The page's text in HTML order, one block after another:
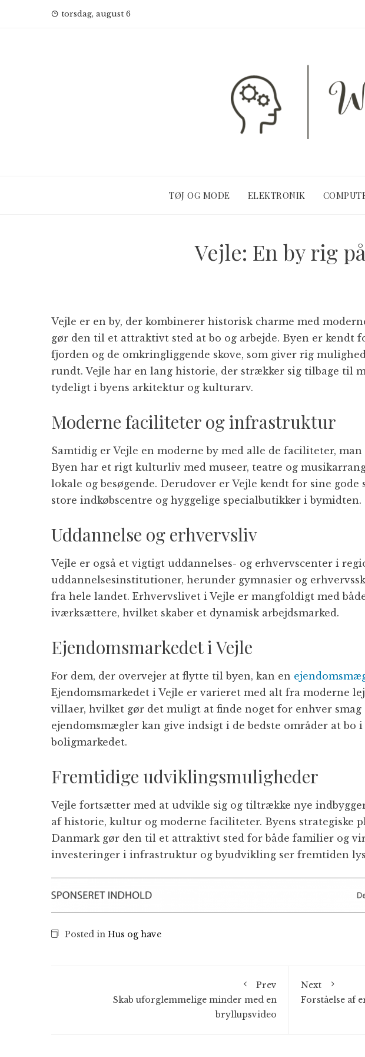
torsdag, august 6
TØJ OG MODE ELEKTRONIK
Vejle: En by rig
Vejle er en by, der kombinerer historisk charme med
gør den til et attraktivt sted at bo og arbejde. Byen er kendt
fjorden og de omkringliggende skove, som giver rig
rundt. Vejle har en lang historie, der strækker sig tilbage til
tydeligt i byens arkitektur og kulturarv.
Moderne faciliteter og infrastruktur
Samtidig er Vejle en moderne by med alle de faciliteter,
Byen har et rigt kulturliv med museer, teatre og
lokale og besøgende. Derudover er Vejle kendt for sine
store indkøbscentre og hyggelige specialbutikker i bymidten.
Uddannelse og erhvervsliv
Vejle er også et vigtigt uddannelses- og erhvervscenter i
uddannelsesinstitutioner, herunder gymnasier og
fra hele landet. Erhvervslivet i Vejle er mangfoldigt med
iværksættere, hvilket skaber et dynamisk arbejdsmarked.
Ejendomsmarkedet i Vejle
For dem, der overvejer at flytte til byen, kan en
Ejendomsmarkedet i Vejle er varieret med alt fra moderne
villaer, hvilket gør det muligt at finde noget for enhver smag
ejendomsmægler kan give indsigt i de bedste områder at bo
boligmarkedet.
Fremtidige udviklingsmuligheder
Vejle fortsætter med at udvikle sig og tiltrække nye
af historie, kultur og moderne faciliteter. Byens strategiske
Danmark gør den til et attraktivt sted for både familier og
investeringer i infrastruktur og byudvikling ser fremtiden
Posted in Hus og have
Prev
Skab uforglemmelige minder med en
bryllupsvideo
Next
Forståelse af